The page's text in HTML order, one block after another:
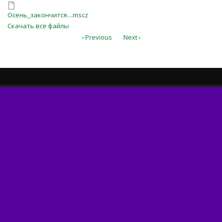
Осень_закончится....mscz
Осень_закончится....mscz
Скачать все файлы
‹ Previous
Next ›